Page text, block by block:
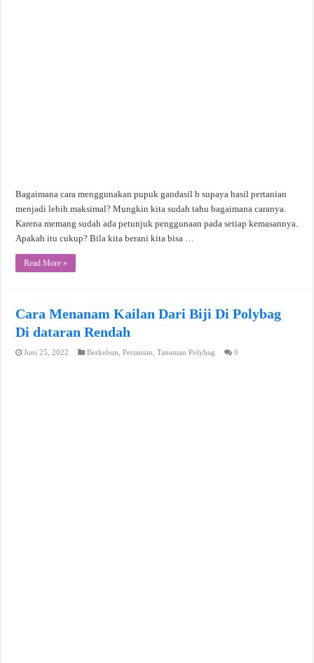
Bagaimana cara menggunakan pupuk gandasil b supaya hasil pertanian
menjadi lebih maksimal? Mungkin kita sudah tahu bagaimana caranya.
Karena memang sudah ada petunjuk penggunaan pada setiap kemasannya.
Apakah itu cukup? Bila kita berani kita bisa …
Read More »
Cara Menanam Kailan Dari Biji Di Polybag
Di dataran Rendah
Juni 25, 2022 Berkebun ,Pertanian ,Tanaman Polybag 0